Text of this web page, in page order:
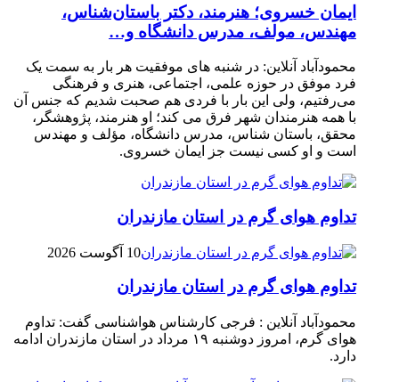
ایمان خسروی؛ هنرمند، دکتر باستان‌شناس،
مهندس، مولف، مدرس دانشگاه و…
محمودآباد آنلاین: در شنبه های موفقیت هر بار به سمت یک
فرد موفق در حوزه علمی، اجتماعی، هنری و فرهنگی
می‌رفتیم، ولی این بار با فردی هم صحبت شدیم که جنس آن
با همه هنرمندان شهر فرق می کند؛ او هنرمند، پژوهشگر،
محقق، باستان شناس، مدرس دانشگاه، مؤلف و مهندس
است و او کسی نیست جز ایمان خسروی.
تداوم هوای گرم در استان مازندران
10 آگوست 2026
تداوم هوای گرم در استان مازندران
محمودآباد آنلاین : فرجی کارشناس هواشناسی گفت: تداوم
هوای گرم، امروز دوشنبه ۱۹ مرداد در استان مازندران ادامه
دارد.